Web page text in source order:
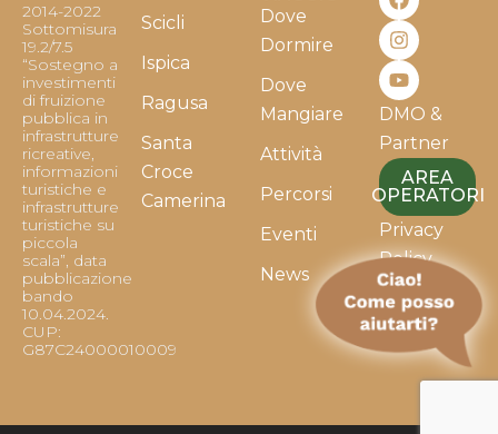
2014-2022
Sottomisura
19.2/7.5
“Sostegno a
investimenti
di fruizione
pubblica in
infrastrutture
ricreative,
informazioni
turistiche e
infrastrutture
turistiche su
piccola
scala”, data
pubblicazione
bando
10.04.2024.
CUP:
G87C24000010009
Scicli
Ispica
Ragusa
Santa
Croce
Camerina
Dove
Dormire
Dove
Mangiare
Attività
Percorsi
Eventi
News
c
e
b
o
o
k
s
t
a
g
r
a
m
u
t
u
b
e
DMO &
Partner
AREA
OPERATORI
Privacy
Policy
Cookie
Policy